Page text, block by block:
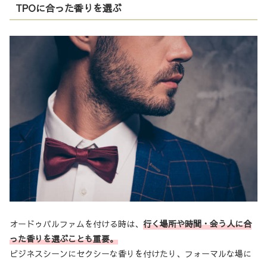
TPOに合った香りを選ぶ
オードゥパルファムを付ける時は、 行く場所や時間・会う人に合
った香りを選ぶことも重要。
ビジネスシーンにセクシーな香りを付けたり、フォーマルな場に